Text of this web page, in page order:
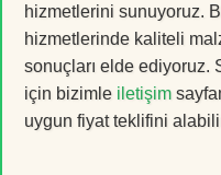
hizmetlerini sunuyoruz.
hizmetlerinde kaliteli
sonuçları elde ediyoruz.
için bizimle iletişim
uygun fiyat teklifini